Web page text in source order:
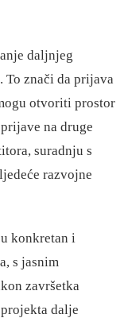
daljnjeg
To znači da prijava
otvoriti prostor
na druge
suradnju s
razvojne
konkretan i
s jasnim
završetka
dalje